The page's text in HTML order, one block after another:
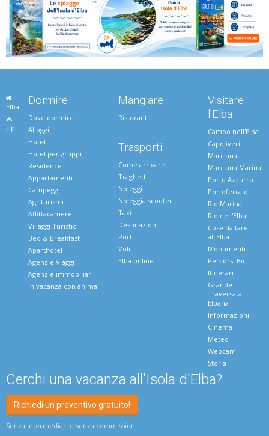
Elba
Up
Dormire
Dove dormire
Alloggi
Hotel
Hotel per gruppi
Residence
Appartamenti
Campeggi
Agriturismi
Affittacamere
Villaggi Turistici
Bed & Breakfast
Aparthotel
Agenzie Viaggi
Agenzie immobiliari
In vacanza con animali
Mangiare
Ristoranti
Trasporti
Come arrivare
Traghetti
Noleggi
Noleggia scooter
Taxi
Destinazioni
Porti
Voli
Elba online
Visitare
l'Elba
Campo nell'Elba
Capoliveri
Marciana
Marciana Marina
Porto Azzurro
Portoferraio
Rio Marina
Rio nell'Elba
Cose da fare
all'Elba
Monumenti
Percorsi Bici
Itinerari
Grande
Traversata
Elbana
Informazioni
Cinema
Meteo
Webcam
Storia
Cerchi una vacanza all'Isola d'Elba?
Richiedi un preventivo gratuito!
Senza intermediari e senza commissioni!